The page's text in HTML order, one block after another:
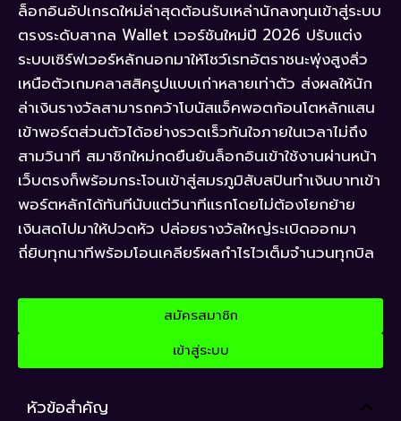
ล็อกอินอัปเกรดใหม่ล่าสุดต้อนรับเหล่านักลงทุนเข้าสู่ระบบ
ตรงระดับสากล Wallet เวอร์ชันใหม่ปี 2026 ปรับแต่ง
ระบบเซิร์ฟเวอร์หลักนอกมาให้โชว์เรทอัตราชนะพุ่งสูงลิ่ว
เหนือตัวเกมคลาสสิครูปแบบเก่าหลายเท่าตัว ส่งผลให้นัก
ล่าเงินรางวัลสามารถคว้าโบนัสแจ็คพอตก้อนโตหลักแสน
เข้าพอร์ตส่วนตัวได้อย่างรวดเร็วทันใจภายในเวลาไม่ถึง
สามวินาที สมาชิกใหม่กดยืนยันล็อกอินเข้าใช้งานผ่านหน้า
เว็บตรงก็พร้อมกระโจนเข้าสู่สมรภูมิสับสปินทำเงินบาทเข้า
พอร์ตหลักได้ทันทีนับแต่วินาทีแรกโดยไม่ต้องโยกย้าย
เงินสดไปมาให้ปวดหัว ปล่อยรางวัลใหญ่ระเบิดออกมา
ถี่ยิบทุกนาทีพร้อมโอนเคลียร์ผลกำไรไวเต็มจำนวนทุกบิล
สมัครสมาชิก
เข้าสู่ระบบ
หัวข้อสำคัญ